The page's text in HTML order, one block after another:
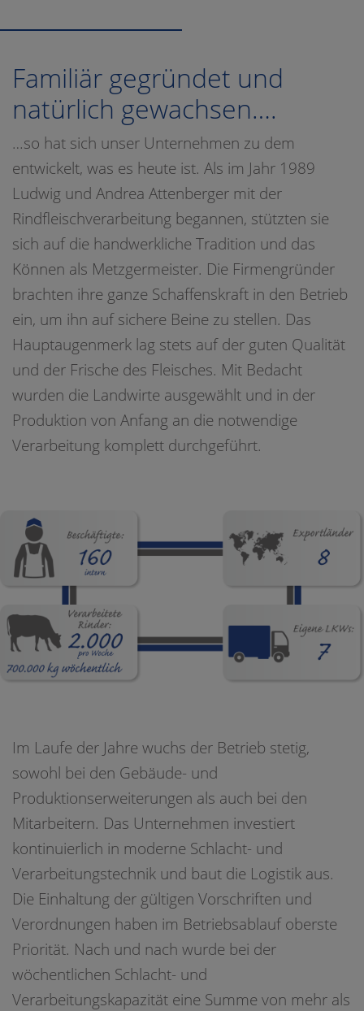
Familiär gegründet und
natürlich gewachsen….
…so hat sich unser Unternehmen zu dem
entwickelt, was es heute ist. Als im Jahr 1989
Ludwig und Andrea Attenberger mit der
Rindfleischverarbeitung begannen, stützten sie
sich auf die handwerkliche Tradition und das
Können als Metzgermeister. Die Firmengründer
brachten ihre ganze Schaffenskraft in den Betrieb
ein, um ihn auf sichere Beine zu stellen. Das
Hauptaugenmerk lag stets auf der guten Qualität
und der Frische des Fleisches. Mit Bedacht
wurden die Landwirte ausgewählt und in der
Produktion von Anfang an die notwendige
Verarbeitung komplett durchgeführt.
Im Laufe der Jahre wuchs der Betrieb stetig,
sowohl bei den Gebäude- und
Produktionserweiterungen als auch bei den
Mitarbeitern. Das Unternehmen investiert
kontinuierlich in moderne Schlacht- und
Verarbeitungstechnik und baut die Logistik aus.
Die Einhaltung der gültigen Vorschriften und
Verordnungen haben im Betriebsablauf oberste
Priorität. Nach und nach wurde bei der
wöchentlichen Schlacht- und
Verarbeitungskapazität eine Summe von mehr als